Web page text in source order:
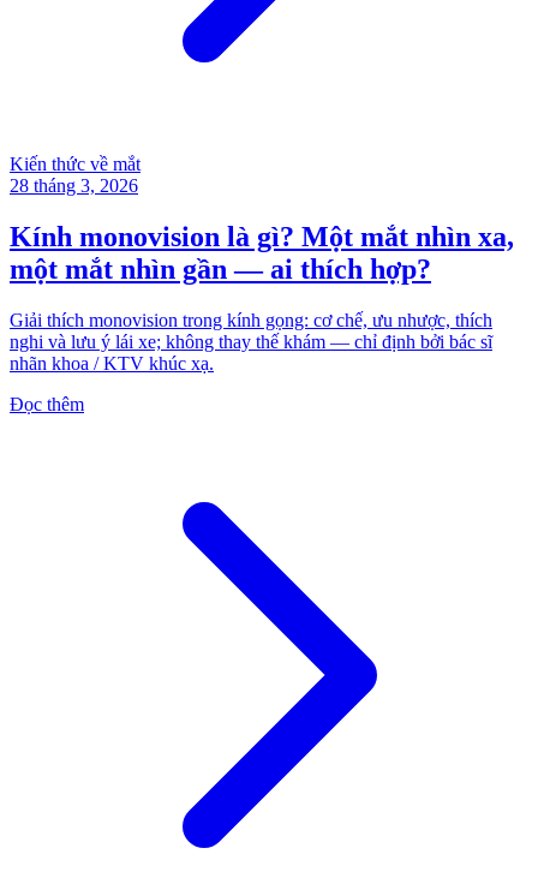
Kiến thức về mắt
28 tháng 3, 2026
Kính monovision là gì? Một mắt nhìn xa,
một mắt nhìn gần — ai thích hợp?
Giải thích monovision trong kính gọng: cơ chế, ưu nhược, thích
nghi và lưu ý lái xe; không thay thế khám — chỉ định bởi bác sĩ
nhãn khoa / KTV khúc xạ.
Đọc thêm